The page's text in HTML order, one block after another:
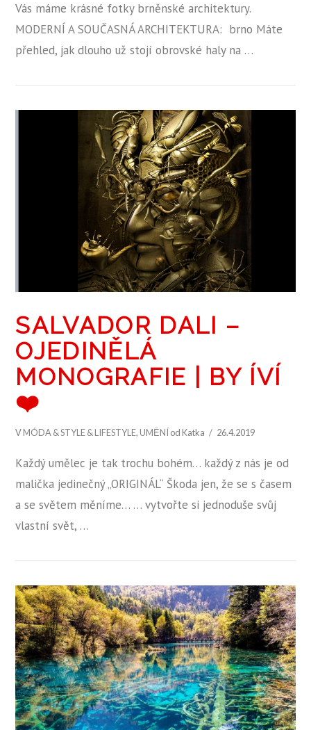
ZOBRAZIT PŘÍSPĚVEK
Vás máme krásné fotky brněnské architektury.
MODERNÍ A SOUČASNÁ ARCHITEKTURA: brno Máte
přehled, jak dlouho už stojí obrovské haly na …
ZOBRAZIT PŘÍSPĚVEK
SALVADOR DALI –
OJEDINĚLÁ
MONOGRAFIE | BY ÍVÍ
❤️
VMÓDA & STYLE & LIFESTYLE, UMĚNÍ od Katka 26.4.2019
Každý umělec je tak trochu bohém… každý z nás je od
malička jedinečný „ORIGINÁL“ Škoda jen, že se s časem
a se světem měníme… … vytvořte si jednoduše svůj
vlastní svět, …